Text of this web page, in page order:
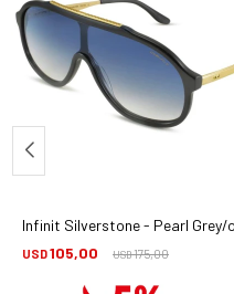
Infinit Silverstone - Pearl Grey/
USD105,00 USD175,00